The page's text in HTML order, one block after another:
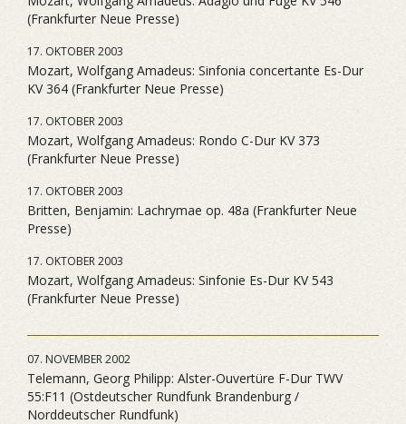
(Frankfurter Neue Presse)
17. OKTOBER 2003
Mozart, Wolfgang Amadeus: Sinfonia concertante Es-Dur
KV 364 (Frankfurter Neue Presse)
17. OKTOBER 2003
Mozart, Wolfgang Amadeus: Rondo C-Dur KV 373
(Frankfurter Neue Presse)
17. OKTOBER 2003
Britten, Benjamin: Lachrymae op. 48a (Frankfurter Neue
Presse)
17. OKTOBER 2003
Mozart, Wolfgang Amadeus: Sinfonie Es-Dur KV 543
(Frankfurter Neue Presse)
07. NOVEMBER 2002
Telemann, Georg Philipp: Alster-Ouvertüre F-Dur TWV
55:F11 (Ostdeutscher Rundfunk Brandenburg /
Norddeutscher Rundfunk)